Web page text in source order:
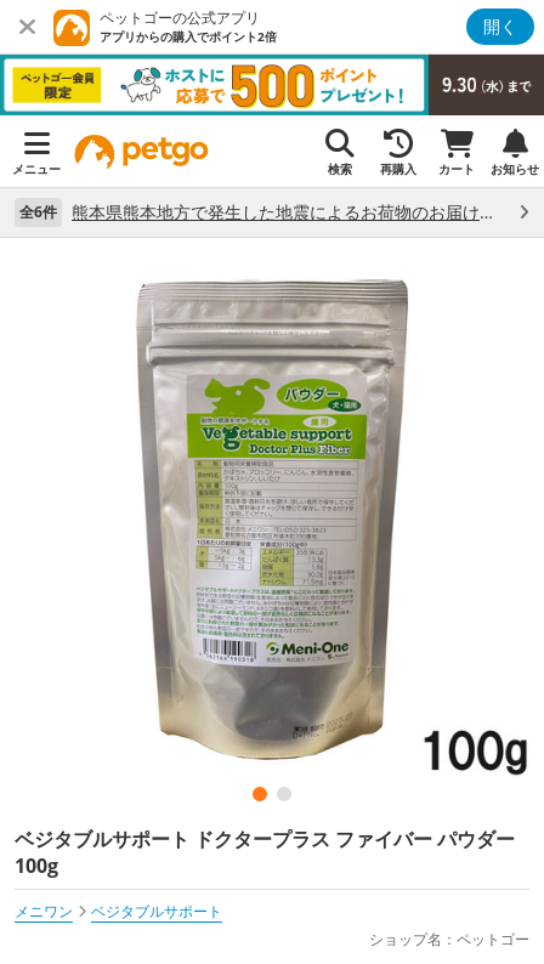
ペットゴーの公式アプリ
アプリからの購入でポイント2倍 開く
メニュー 検索 再購入 カート お知らせ
全6件 熊本県熊本地方で発生した地震によるお荷物のお届け状況について （7/28）
ベジタブルサポート ドクタープラス ファイバー パウダー
100g
メニワン
ベジタブルサポート
ショップ名：ペットゴー